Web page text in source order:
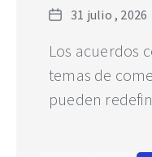
Fecha31 julio , 2026
Los acuerdos
temas de
pueden